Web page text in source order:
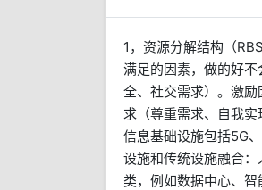
1，资源分解结构（
满足的因素，做的好
全、社交需求）。激
求（尊重需求、自我实
信息基础设施包括5G
设施和传统设施融合
类，例如数据中心、